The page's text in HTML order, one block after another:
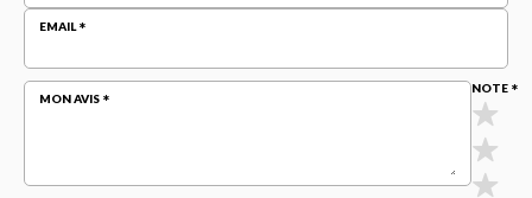
EMAIL
MON AVIS
NOTE